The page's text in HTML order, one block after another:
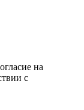
на
с